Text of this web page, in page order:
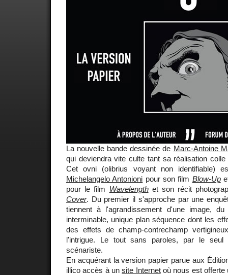
La nouvelle bande dessinée de Marc-Antoine
qui deviendra vite culte tant sa réalisation
Cet ovni (olibrius voyant non identifiable)
Michelangelo Antonioni pour son film Blow-Up
pour le film Wavelengthet son récit
Cover. Du premier il s'approche par une
tiennent à l'agrandissement d'une image,
interminable, unique plan séquence dont les
des effets de champ-contrechamp
l'intrigue. Le tout sans paroles, par le seul
scénariste.
En acquérant la version papier parue aux
illico accès à unsite Internetoù nous est offerte